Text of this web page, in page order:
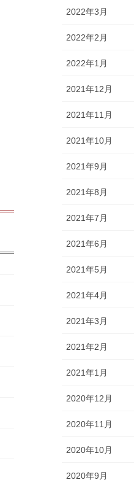
2022年3月
2022年2月
2022年1月
2021年12月
2021年11月
2021年10月
2021年9月
2021年8月
2021年7月
2021年6月
2021年5月
2021年4月
2021年3月
2021年2月
2021年1月
2020年12月
2020年11月
2020年10月
2020年9月